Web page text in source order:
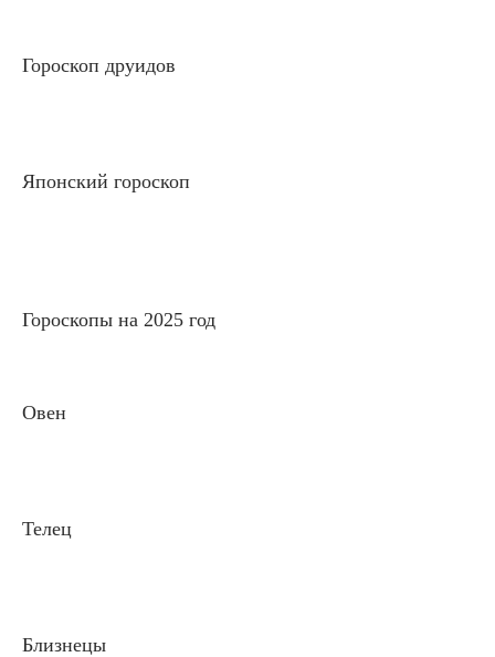
Гороскоп друидов
Японский гороскоп
Гороскопы на 2025 год
Овен
Телец
Близнецы